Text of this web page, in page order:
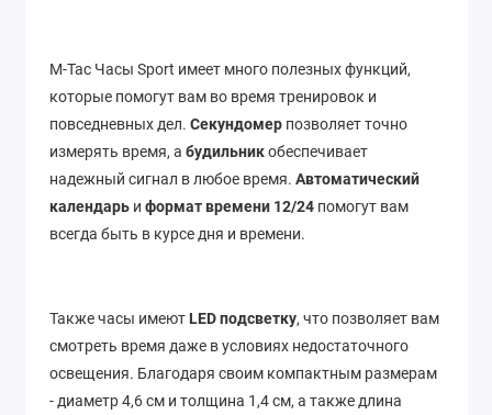
M-Tac Часы Sport имеет много полезных функций,
которые помогут вам во время тренировок и
повседневных дел. Секундомер позволяет точно
измерять время, а будильникобеспечивает
надежный сигнал в любое время. Автоматический
календарь и формат времени 12/24 помогут вам
всегда быть в курсе дня и времени.
Также часы имеют LED подсветку, что позволяет вам
смотреть время даже в условиях недостаточного
освещения. Благодаря своим компактным размерам
- диаметр 4,6 см и толщина 1,4 см, а также длина